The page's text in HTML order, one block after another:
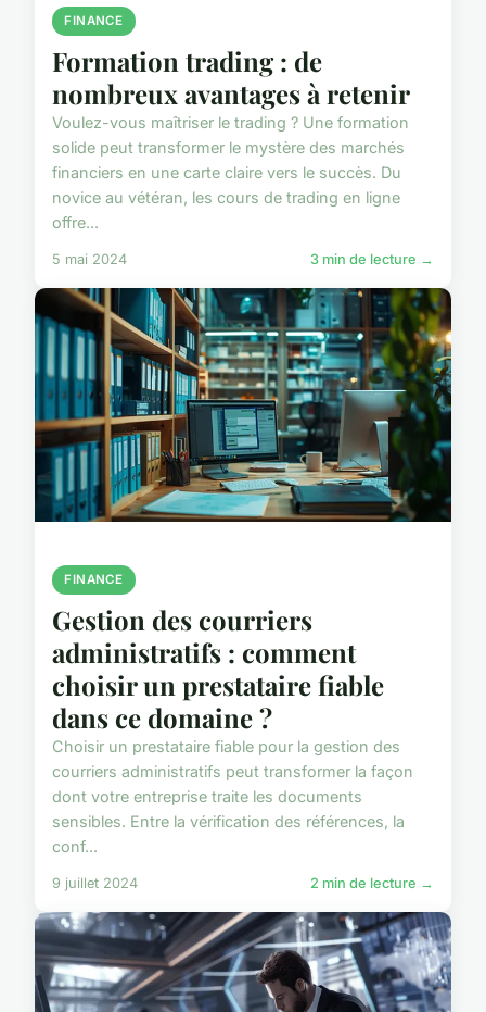
FINANCE
Formation trading : de
nombreux avantages à retenir
Voulez-vous maîtriser le trading ? Une formation
solide peut transformer le mystère des marchés
financiers en une carte claire vers le succès. Du
novice au vétéran, les cours de trading en ligne
offre...
5 mai 2024 3 min de lecture →
FINANCE
Gestion des courriers
administratifs : comment
choisir un prestataire fiable
dans ce domaine ?
Choisir un prestataire fiable pour la gestion des
courriers administratifs peut transformer la façon
dont votre entreprise traite les documents
sensibles. Entre la vérification des références, la
conf...
9 juillet 2024 2 min de lecture →